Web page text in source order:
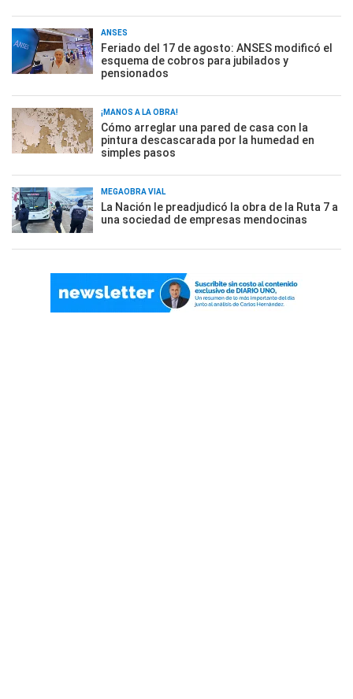
ANSES
Feriado del 17 de agosto: ANSES modificó el
esquema de cobros para jubilados y
pensionados
¡MANOS A LA OBRA!
Cómo arreglar una pared de casa con la
pintura descascarada por la humedad en
simples pasos
MEGAOBRA VIAL
La Nación le preadjudicó la obra de la Ruta 7 a
una sociedad de empresas mendocinas